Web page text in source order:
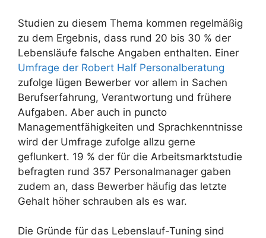
Studien zu diesem Thema kommen regelmäßig
zu dem Ergebnis, dass rund 20 bis 30 % der
Lebensläufe falsche Angaben enthalten. Einer
Umfrage der Robert Half Personalberatung
zufolge lügen Bewerber vor allem in Sachen
Berufserfahrung, Verantwortung und frühere
Aufgaben. Aber auch in puncto
Managementfähigkeiten und Sprachkenntnisse
wird der Umfrage zufolge allzu gerne
geflunkert. 19 % der für die Arbeitsmarktstudie
befragten rund 357 Personalmanager gaben
zudem an, dass Bewerber häufig das letzte
Gehalt höher schrauben als es war.
Die Gründe für das Lebenslauf-Tuning sind